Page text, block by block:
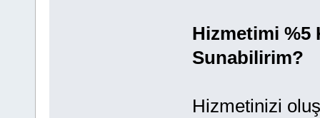
Hizmetimi %5
Sunabilirim?
Hizmetinizi